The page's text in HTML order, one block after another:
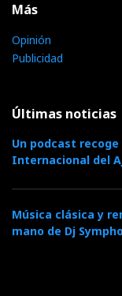
Más
Opinión
Publicidad
Últimas noticias
Un podcast
Internacional del
Música clásica y
mano de Dj